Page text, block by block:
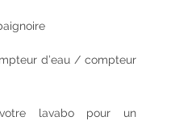
d’eau / compteur
lavabo pour un